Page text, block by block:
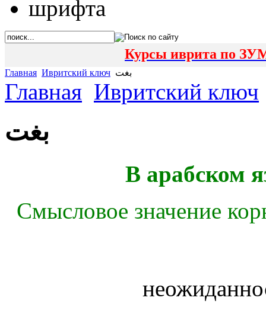
Курсы иврита по
Главная Ивритский ключ بغت
Главная Ивритский ключ
بغت
В арабском
Смысловое значение